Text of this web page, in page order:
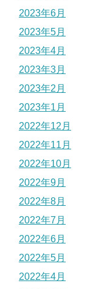
2023年6月
2023年5月
2023年4月
2023年3月
2023年2月
2023年1月
2022年12月
2022年11月
2022年10月
2022年9月
2022年8月
2022年7月
2022年6月
2022年5月
2022年4月